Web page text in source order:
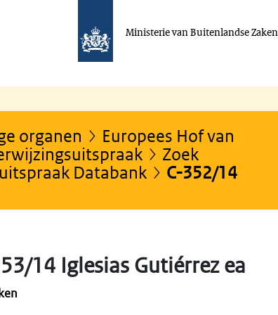
Ministerie van Buitenlandse Zaken
organen
Europees Hof van
Zoek
Databank
C-352/14
14 Iglesias Gutiérrez ea